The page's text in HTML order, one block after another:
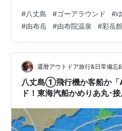
し欠航がありましたが、 空席
全額払い戻しです。 今回は2便
ルと飲んで終わってしまうので
は 全てANAさんもち、可哀そ
だから 戻った運賃で どこかへ
た。 手ご…
#八丈島 #ゴーアラウンド #
#由布岳 #由布院温泉 #彩岳
還暦アウトドア旅行&日常備忘
八丈島①飛行機か客船か「
ド！東海汽船かめりあ丸･